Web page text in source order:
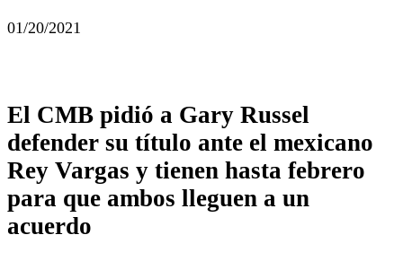
01/20/2021
El CMB pidió a Gary Russel
defender su título ante el mexicano
Rey Vargas y tienen hasta febrero
para que ambos lleguen a un
acuerdo